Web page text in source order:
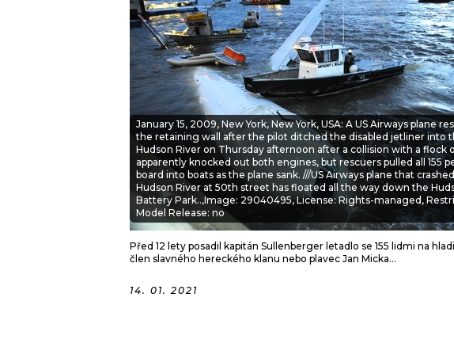
RÁDIO
APLIKACE
PROGRAM
PLAYLIST
JAK NALADIT
SOUTĚŽE
January 15, 2009, New York, New York, USA: A US Airways plane
the retaining wall after the pilot ditched the disabled jetliner into
Hudson River on Thursday afternoon after a collision with a flock
apparently knocked out both engines, but rescuers pulled all 155
board into boats as the plane sank. ///US Airways plane that
Hudson River at 50th street has floated all the way down the
Battery Park..,Image: 29040495, License: Rights-managed,
Model Release: no
Před 12 lety posadil kapitán Sullenberger letadlo se 155 lidmi na
člen slavného hereckého klanu nebo plavec Jan Micka...
14. 01. 2021